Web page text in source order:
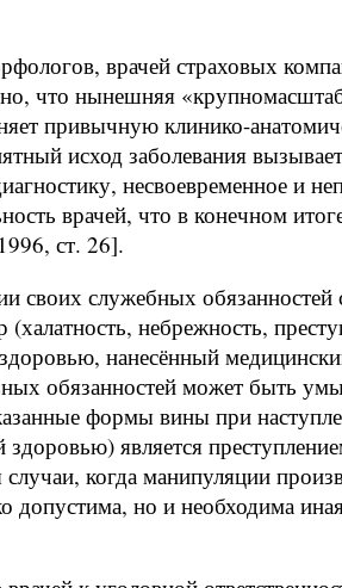
врачей страховых
что нынешняя
привычную клинико-
исход заболевания
несвоевременное и
врачей, что в конечном
ст. 26].
своих служебных
(халатность, небрежность,
нанесённый
обязанностей может быть
формы вины при
здоровью) является
когда манипуляции
допустима, но и необходима